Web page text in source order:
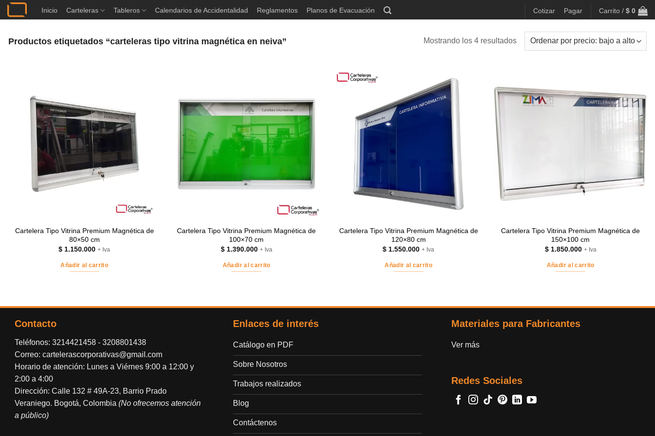
Saltar
al
Inicio Carteleras Tableros Calendarios de Accidentalidad Reglamentos Planos de Evacuación Cotizar Pagar Carrito / $ 0
Productos etiquetados “carteleras tipo vitrina magnética en neiva” Mostrando los 4 resultadosOrdenado
por
a
alto
Cartelera Tipo Vitrina Premium Magnética de
80×50 cm
$ 1.150.000 + Iva
Añadir al carrito
Cartelera Tipo Vitrina Premium Magnética de
100×70 cm
$1.390.000 + Iva
Añadir al carrito
Cartelera Tipo Vitrina Premium Magnética de
120×80 cm
$ 1.550.000 + Iva
Añadir al carrito
Cartelera Tipo Vitrina Premium Magnética de
150×100 cm
$1.850.000 + Iva
Añadir al carrito
Contacto
Teléfonos: 3214421458 - 3208801438
Correo: cartelerascorporativas@gmail.com
Horario de atención: Lunes a Viérnes 9:00 a 12:00 y
2:00 a 4:00
Dirección: Calle 132 # 49A-23, Barrio Prado
Veraniego. Bogotá, Colombia (No ofrecemos atención
a público)
Enlaces de interés
Catálogo en PDF
Sobre Nosotros
Trabajos realizados
Blog
Contáctenos
Materiales para Fabricantes
Ver más
Redes Sociales